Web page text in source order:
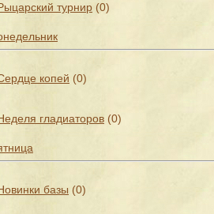
турнир (0)
копей (0)
гладиаторов (0)
базы (0)